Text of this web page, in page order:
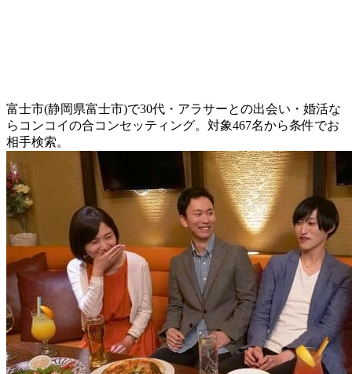
富士市(静岡県富士市)で30代・アラサーとの出会い・婚活な
らコンコイの合コンセッティング。対象467名から条件でお
相手検索。